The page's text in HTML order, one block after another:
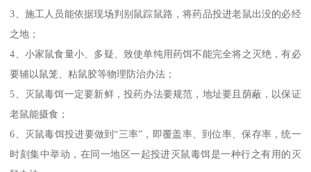
3、施工人员能依据现场判别鼠踪鼠路，将药品投进老鼠出没的必经
之地；
4、小家鼠食量小、多疑、致使单纯用药饵不能完全将之灭绝，有必
要辅以鼠笼、粘鼠胶等物理防治办法；
5、灭鼠毒饵一定要新鲜，投药办法要规范，地址要且荫蔽，以保证
老鼠能摄食；
6、灭鼠毒饵投进要做到“三率”，即覆盖率、到位率、保存率，统一
时刻集中举动，在同一地区一起投进灭鼠毒饵是一种行之有用的灭